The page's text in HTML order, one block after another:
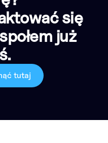
się
już
tutaj